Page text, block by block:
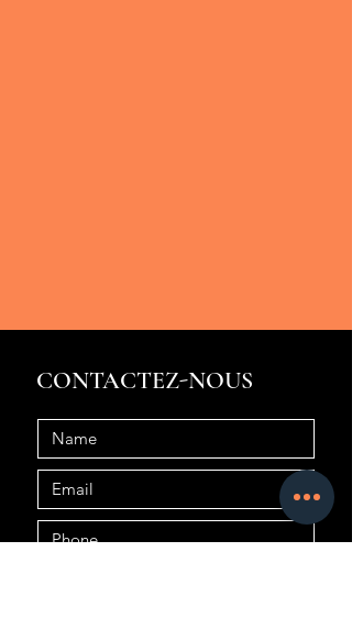
CONTACTEZ-NOUS